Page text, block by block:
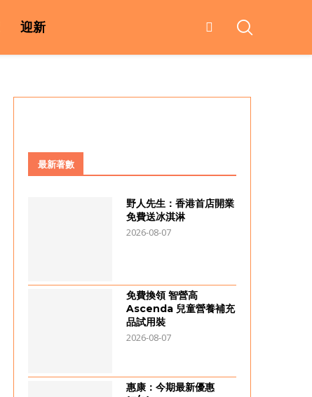
迎新
最新著數
野人先生：香港首店開業
免費送冰淇淋
2026-08-07
免費換領 智營高
Ascenda 兒童營養補充
品試用裝
2026-08-07
惠康：今期最新優惠